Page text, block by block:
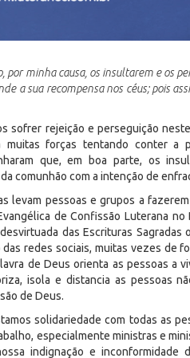
por minha causa, os insultarem e os
a sua recompensa nos céus; pois
sofrer rejeição e perseguição
forças tentando conter a
que, em boa parte, os
comunhão com a intenção de
levam pessoas e grupos a
de Confissão Luterana no
das Escrituras
redes sociais, muitas vezes de
de Deus orienta as pessoas a
isola e distancia as pessoas
de Deus.
solidariedade com todas as
especialmente ministras e
indignação e inconformidade